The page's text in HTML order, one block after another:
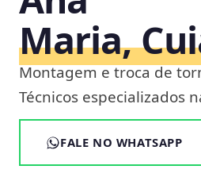
Maria,
Montagem e troca de
Técnicos especializados
FALE NO WHATSAPP